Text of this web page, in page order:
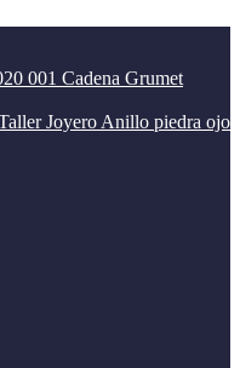
Cadena Grumet
Anillo piedra ojo